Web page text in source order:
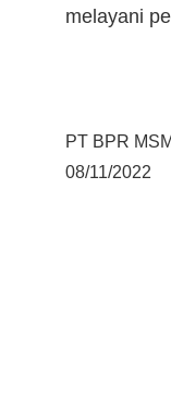
melayani
PT BPR MSM
08/11/2022